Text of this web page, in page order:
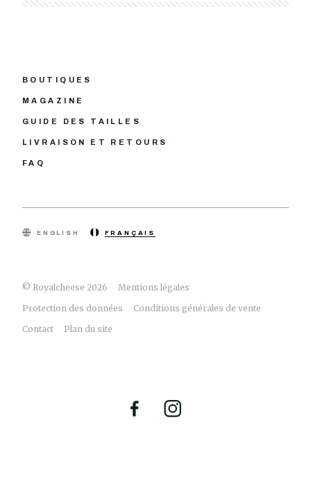
BOUTIQUES
MAGAZINE
GUIDE DES TAILLES
LIVRAISON ET RETOURS
FAQ
© Royalcheese 2026
Mentions légales
Protection des données
Conditions générales de vente
Contact
Plan du site
ENGLISH FRANÇAIS